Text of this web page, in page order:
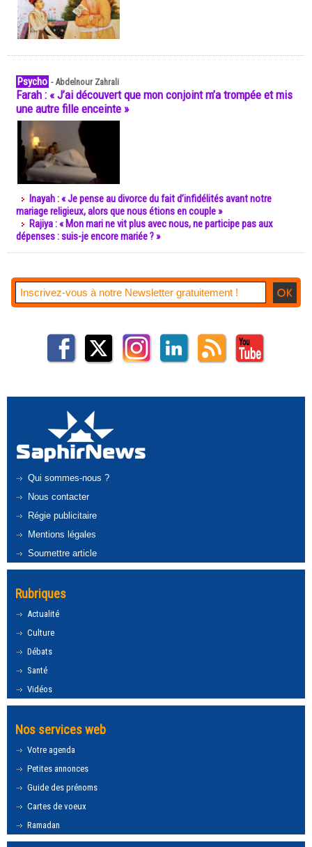
Psycho -Abdelnour Zahrali
Farah : « J’ai découvert que mon conjoint m’a trompée et mis
une autre fille enceinte »
Inayah : « Je pense au divorce du fait d’infidélités avant notre
mariage religieux, alors que nous étions en couple »
Rajiya : « Mon mari ne vit plus avec nous, ne participe pas aux
dépenses : suis-je encore mariée ? »
Qui sommes-nous ?
Nous contacter
Régie publicitaire
Mentions légales
Soumettre article
Rubriques
Actualité
Culture
Débats
Santé
Vidéos
Nos services web
Votre agenda
Petites annonces
Guide des prénoms
Cartes de voeux
Ramadan